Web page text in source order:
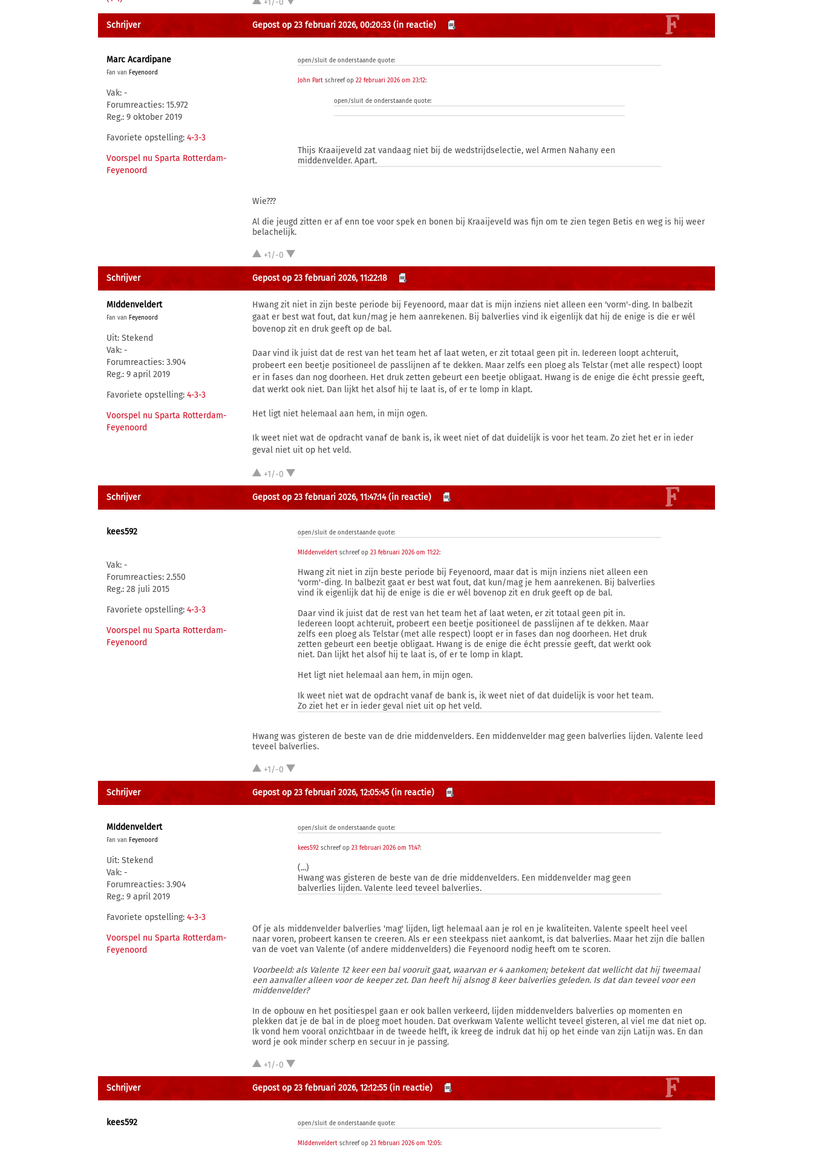
Schrijver Gepost op 23 februari 2026, 00:20:33 (in reactie)
Marc Acardipane
Fan van Feyenoord
Vak: -
Forumreacties: 15.972
Reg.: 9 oktober 2019
Favoriete opstelling: 4-3-3
Voorspel nu Sparta Rotterdam-
Feyenoord
open/sluit de onderstaande quote:
John Part schreef op22 februari 2026 om 23:12:
open/sluit de onderstaande quote:
Thijs Kraaijeveld zat vandaag niet bij de wedstrijdselectie, wel Armen Nahany een
middenvelder. Apart.
Wie???
Al die jeugd zitten er af enn toe voor spek en bonen bij Kraaijeveld was fijn om te zien tegen Betis en weg is hij weer
belachelijk.
+1/-0
Schrijver Gepost op 23 februari 2026, 11:22:18
MIddenveldert
Fan van Feyenoord
Uit: Stekend
Vak: -
Forumreacties: 3.904
Reg.: 9 april 2019
Favoriete opstelling: 4-3-3
Voorspel nu Sparta Rotterdam-
Feyenoord
Hwang zit niet in zijn beste periode bij Feyenoord, maar dat is mijn inziens niet alleen een 'vorm'-ding. In balbezit
gaat er best wat fout, dat kun/mag je hem aanrekenen. Bij balverlies vind ik eigenlijk dat hij de enige is die er wél
bovenop zit en druk geeft op de bal.
Daar vind ik juist dat de rest van het team het af laat weten, er zit totaal geen pit in. Iedereen loopt achteruit,
probeert een beetje positioneel de passlijnen af te dekken. Maar zelfs een ploeg als Telstar (met alle respect) loopt
er in fases dan nog doorheen. Het druk zetten gebeurt een beetje obligaat. Hwang is de enige die écht pressie geeft,
dat werkt ook niet. Dan lijkt het alsof hij te laat is, of er te lomp in klapt.
Het ligt niet helemaal aan hem, in mijn ogen.
Ik weet niet wat de opdracht vanaf de bank is, ik weet niet of dat duidelijk is voor het team. Zo ziet het er in ieder
geval niet uit op het veld.
+1/-0
Schrijver Gepost op 23 februari 2026, 11:47:14 (in reactie)
kees592
Vak: -
Forumreacties: 2.550
Reg.: 28 juli 2015
Favoriete opstelling: 4-3-3
Voorspel nu Sparta Rotterdam-
Feyenoord
open/sluit de onderstaande quote:
MIddenveldert schreef op23 februari 2026 om 11:22:
Hwang zit niet in zijn beste periode bij Feyenoord, maar dat is mijn inziens niet alleen een
'vorm'-ding. In balbezit gaat er best wat fout, dat kun/mag je hem aanrekenen. Bij balverlies
vind ik eigenlijk dat hij de enige is die er wél bovenop zit en druk geeft op de bal.
Daar vind ik juist dat de rest van het team het af laat weten, er zit totaal geen pit in.
Iedereen loopt achteruit, probeert een beetje positioneel de passlijnen af te dekken. Maar
zelfs een ploeg als Telstar (met alle respect) loopt er in fases dan nog doorheen. Het druk
zetten gebeurt een beetje obligaat. Hwang is de enige die écht pressie geeft, dat werkt ook
niet. Dan lijkt het alsof hij te laat is, of er te lomp in klapt.
Het ligt niet helemaal aan hem, in mijn ogen.
Ik weet niet wat de opdracht vanaf de bank is, ik weet niet of dat duidelijk is voor het team.
Zo ziet het er in ieder geval niet uit op het veld.
Hwang was gisteren de beste van de drie middenvelders. Een middenvelder mag geen balverlies lijden. Valente leed
teveel balverlies.
+1/-0
Schrijver Gepost op 23 februari 2026, 12:05:45 (in reactie)
MIddenveldert
Fan van Feyenoord
Uit: Stekend
Vak: -
Forumreacties: 3.904
Reg.: 9 april 2019
Favoriete opstelling: 4-3-3
Voorspel nu Sparta Rotterdam-
Feyenoord
open/sluit de onderstaande quote:
kees592 schreef op23 februari 2026 om 11:47:
(...)
Hwang was gisteren de beste van de drie middenvelders. Een middenvelder mag geen
balverlies lijden. Valente leed teveel balverlies.
Of je als middenvelder balverlies 'mag' lijden, ligt helemaal aan je rol en je kwaliteiten. Valente speelt heel veel
naar voren, probeert kansen te creeren. Als er een steekpass niet aankomt, is dat balverlies. Maar het zijn díe ballen
van de voet van Valente (of andere middenvelders) die Feyenoord nodig heeft om te scoren.
Voorbeeld: als Valente 12 keer een bal vooruit gaat, waarvan er 4 aankomen; betekent dat wellicht dat hij tweemaal
een aanvaller alleen voor de keeper zet. Dan heeft hij alsnog 8 keer balverlies geleden. Is dat dan teveel voor een
middenvelder?
In de opbouw en het positiespel gaan er ook ballen verkeerd, lijden middenvelders balverlies op momenten en
plekken dat je de bal in de ploeg moet houden. Dat overkwam Valente wellicht teveel gisteren, al viel me dat niet op.
Ik vond hem vooral onzichtbaar in de tweede helft, ik kreeg de indruk dat hij op het einde van zijn Latijn was. En dan
word je ook minder scherp en secuur in je passing.
+1/-0
Schrijver Gepost op 23 februari 2026, 12:12:55 (in reactie)
kees592 open/sluit de onderstaande quote:
MIddenveldert schreef op23 februari 2026 om 12:05: